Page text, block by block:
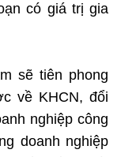
có giá trị gia
sẽ tiên phong
về KHCN, đổi
nghiệp công
doanh nghiệp